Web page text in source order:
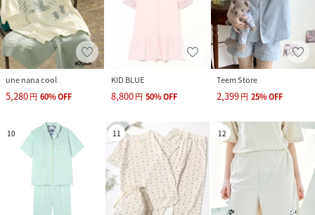
une nana cool
5,280円 60%OFF
KID BLUE
8,800円 50%OFF
Teem Store
2,399円 25%OFF
10 11 12